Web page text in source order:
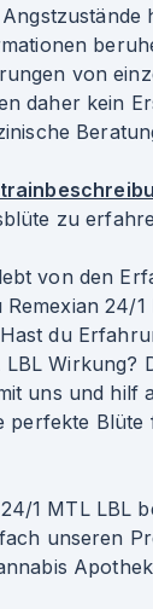
von
daher kein
zu
von den
24/1
du
Wirkung?
uns und hilf
perfekte
1 MTL LBL
unseren